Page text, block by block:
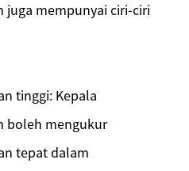
mempunyai ciri-ciri
tinggi: Kepala
boleh mengukur
tepat dalam